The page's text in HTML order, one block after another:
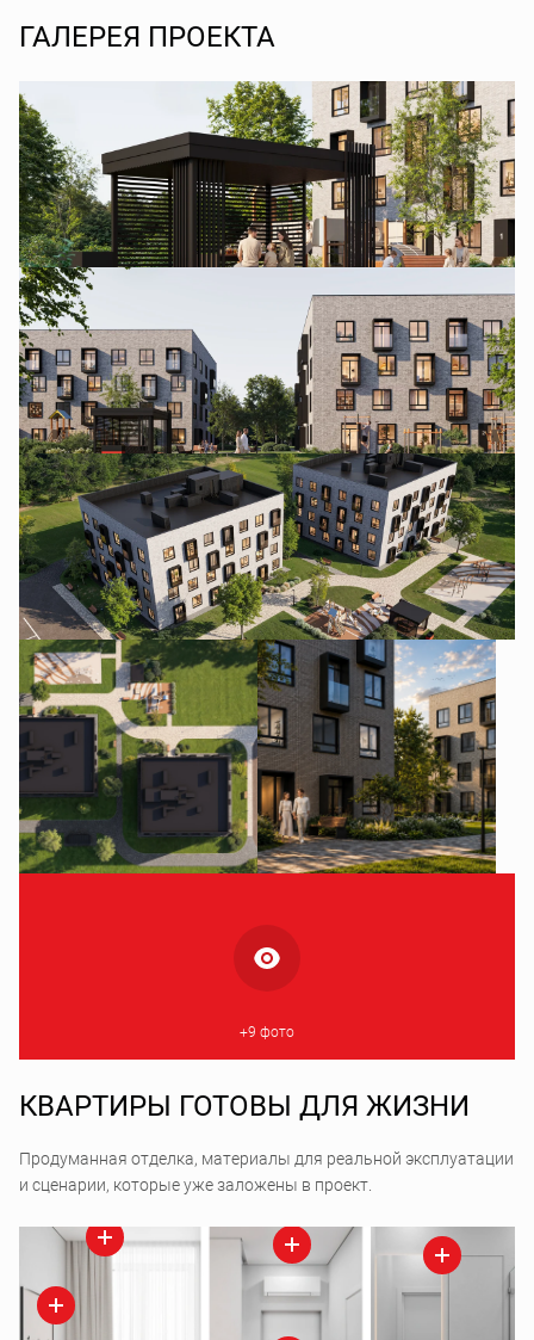
ГАЛЕРЕЯ ПРОЕКТА
+9 фото
КВАРТИРЫ ГОТОВЫ ДЛЯ ЖИЗНИ
Продуманная отделка, материалы для реальной эксплуатации
и сценарии, которые уже заложены в проект.